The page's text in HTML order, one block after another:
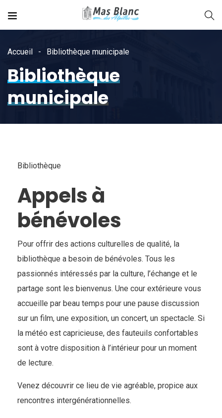
Accueil Bibliothèque municipale
Bibliothèque
municipale
Bibliothèque
Appels à
bénévoles
Pour offrir des actions culturelles de qualité, la
bibliothèque a besoin de bénévoles. Tous les
passionnés intéressés par la culture, l’échange et le
partage sont les bienvenus. Une cour extérieure vous
accueille par beau temps pour une pause discussion
sur un film, une exposition, un concert, un spectacle. Si
la météo est capricieuse, des fauteuils confortables
sont à votre disposition à l’intérieur pour un moment
de lecture.
Venez découvrir ce lieu de vie agréable, propice aux
rencontres intergénérationnelles.